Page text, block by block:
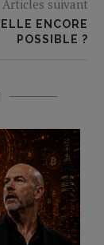
Articles suivant
ENCORE
POSSIBLE ?